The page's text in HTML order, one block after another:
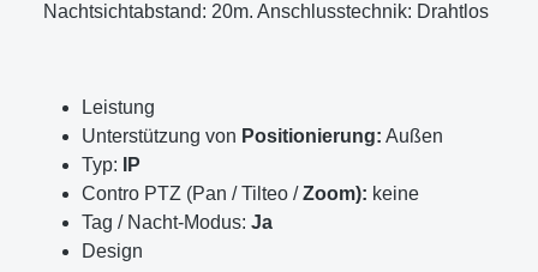
Nachtsichtabstand: 20m. Anschlusstechnik: Drahtlos
Leistung
Unterstützung von Positionierung: Außen
Typ:
IP
Contro PTZ (Pan / Tilteo /Zoom): keine
Tag / Nacht-Modus: Ja
Design